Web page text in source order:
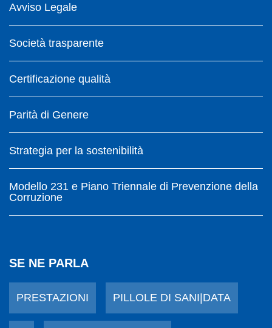
Avviso Legale
Società trasparente
Certificazione qualità
Parità di Genere
Strategia per la sostenibilità
Modello 231 e Piano Triennale di Prevenzione della
Corruzione
SE NE PARLA
PRESTAZIONI PILLOLE DI SANI|DATA